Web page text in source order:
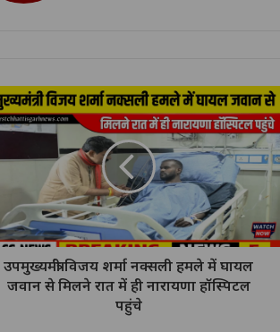
उपमुख्यमंत्री विजय शर्मा नक्सली हमले में घायल
जवान से मिलने रात में ही नारायणा हॉस्पिटल
पहुंचे